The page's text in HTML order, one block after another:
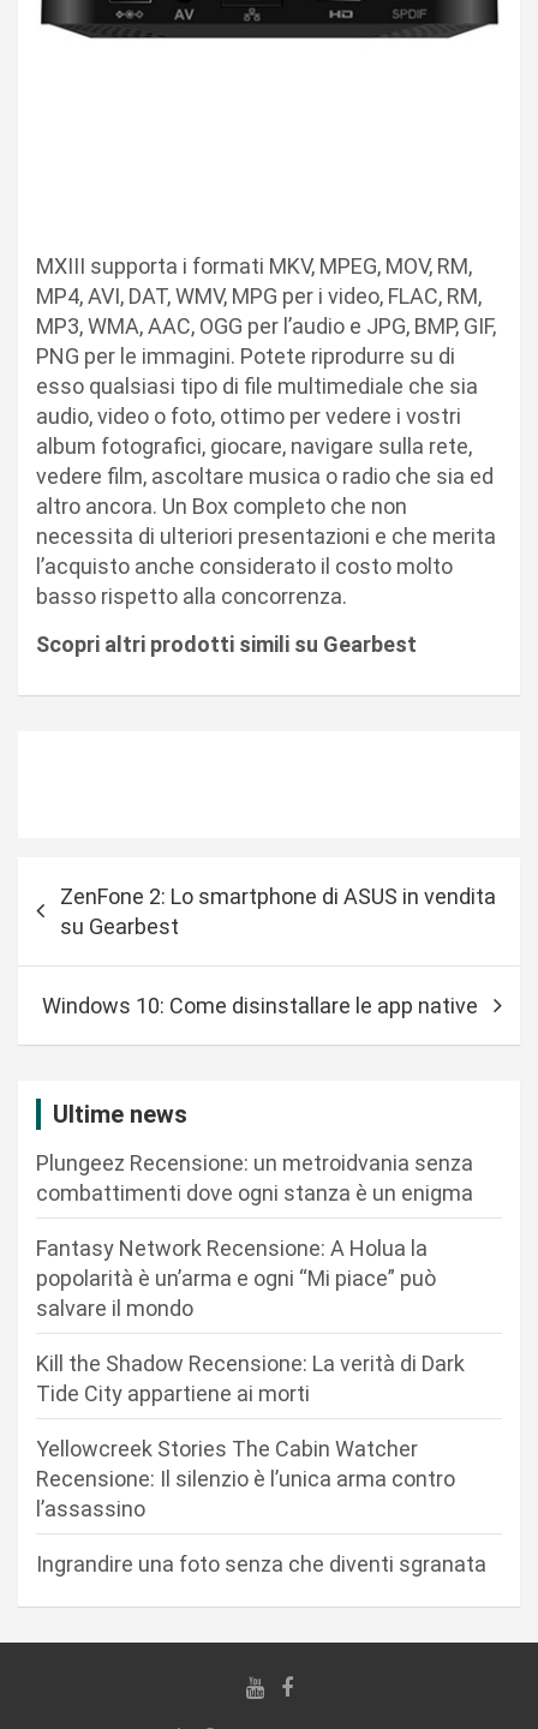
MXIII supporta i formati MKV, MPEG, MOV, RM,
MP4, AVI, DAT, WMV, MPG per i video, FLAC, RM,
MP3, WMA, AAC, OGG per l’audio e JPG, BMP, GIF,
PNG per le immagini. Potete riprodurre su di
esso qualsiasi tipo di file multimediale che sia
audio, video o foto, ottimo per vedere i vostri
album fotografici, giocare, navigare sulla rete,
vedere film, ascoltare musica o radio che sia ed
altro ancora. Un Box completo che non
necessita di ulteriori presentazioni e che merita
l’acquisto anche considerato il costo molto
basso rispetto alla concorrenza.
Scopri altri prodotti simili su Gearbest
ZenFone 2: Lo smartphone di ASUS in vendita
su Gearbest
Windows 10: Come disinstallare le app native
Ultime news
Plungeez Recensione: un metroidvania senza
combattimenti dove ogni stanza è un enigma
Fantasy Network Recensione: A Holua la
popolarità è un’arma e ogni “Mi piace” può
salvare il mondo
Kill the Shadow Recensione: La verità di Dark
Tide City appartiene ai morti
Yellowcreek Stories The Cabin Watcher
Recensione: Il silenzio è l’unica arma contro
l’assassino
Ingrandire una foto senza che diventi sgranata